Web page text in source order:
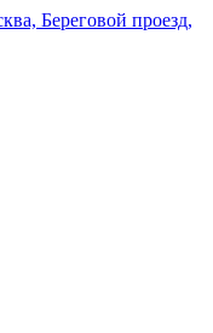
Береговой проезд,